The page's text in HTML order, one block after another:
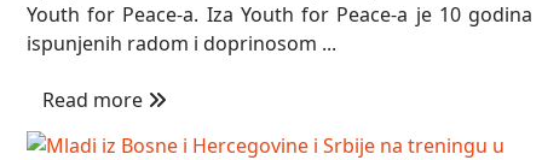
Youth for Peace-a. Iza Youth for Peace-a je 10 godina
ispunjenih radom i doprinosom ...
Read more